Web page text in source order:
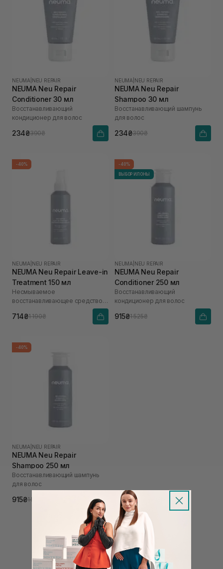
NEUMA NEU REPAIR
NEUMA Neu Repair
Conditioner 30 мл
Восстанавливающий
кондиционер для волос
234₴390₴
NEUMA NEU REPAIR
NEUMA Neu Repair
Shampoo 30 мл
Восстанавливающий шампунь
для волос
234₴390₴
-40%
NEUMA NEU REPAIR
NEUMA Neu Repair Leave-in
Treatment 150 мл
Несмываемое
восстанавливающее средство
714₴1 190₴
-40%
ВЫБОР ИЛОНЫ
NEUMA NEU REPAIR
NEUMA Neu Repair
Conditioner 250 мл
Восстанавливающий
кондиционер для волос
915₴1 525₴
-40%
NEUMA NEU REPAIR
NEUMA Neu Repair
Shampoo 250 мл
Восстанавливающий шампунь
для волос
915₴1 525₴